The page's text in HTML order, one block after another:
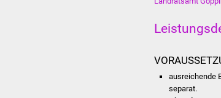
ausreichende
separat.